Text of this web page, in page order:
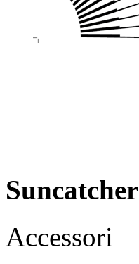
Suncatcher
Accessori